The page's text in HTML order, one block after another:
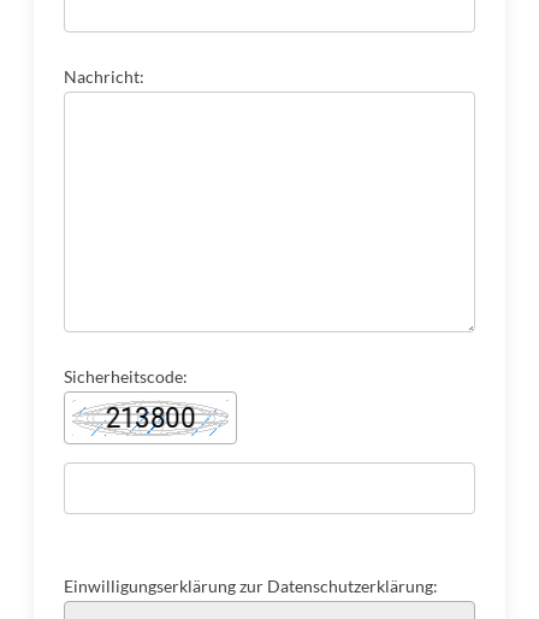
Nachricht:
Sicherheitscode:
Einwilligungserklärung zur Datenschutzerklärung: